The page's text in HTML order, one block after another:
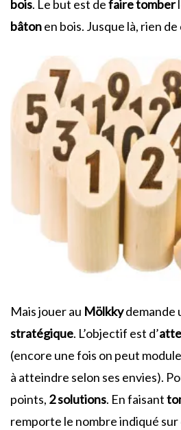
bois. Le but est defairetomber
bâtonen bois. Jusque là, rien
Mais jouer au Mölkkydemande
stratégique. L’objectif est d’
(encore une fois on peut
à atteindre selon ses envies).
points, 2 solutions. En faisant
remporte le nombre indiqué sur